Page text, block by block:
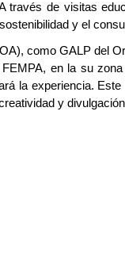
través de visitas
y el
como GALP del
en la su
la experiencia.
y